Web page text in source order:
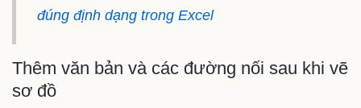
đúng định dạng trong Excel
Thêm văn bản và các đường nối sau khi vẽ
sơ đồ